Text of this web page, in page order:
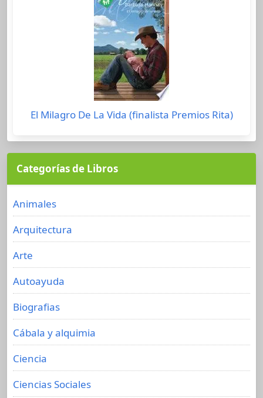
El Milagro De La Vida (finalista Premios Rita)
Categorías de Libros
Animales
Arquitectura
Arte
Autoayuda
Biografias
Cábala y alquimia
Ciencia
Ciencias Sociales